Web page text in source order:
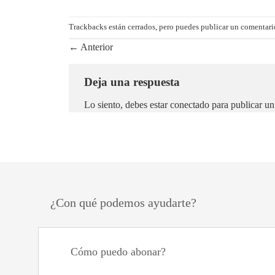
Trackbacks están cerrados, pero puedes publicar un
← Anterior
Deja una respuesta
Lo siento, debes estarconectado para publicar
¿Con qué podemos ayudarte?
Cómo puedo abonar?